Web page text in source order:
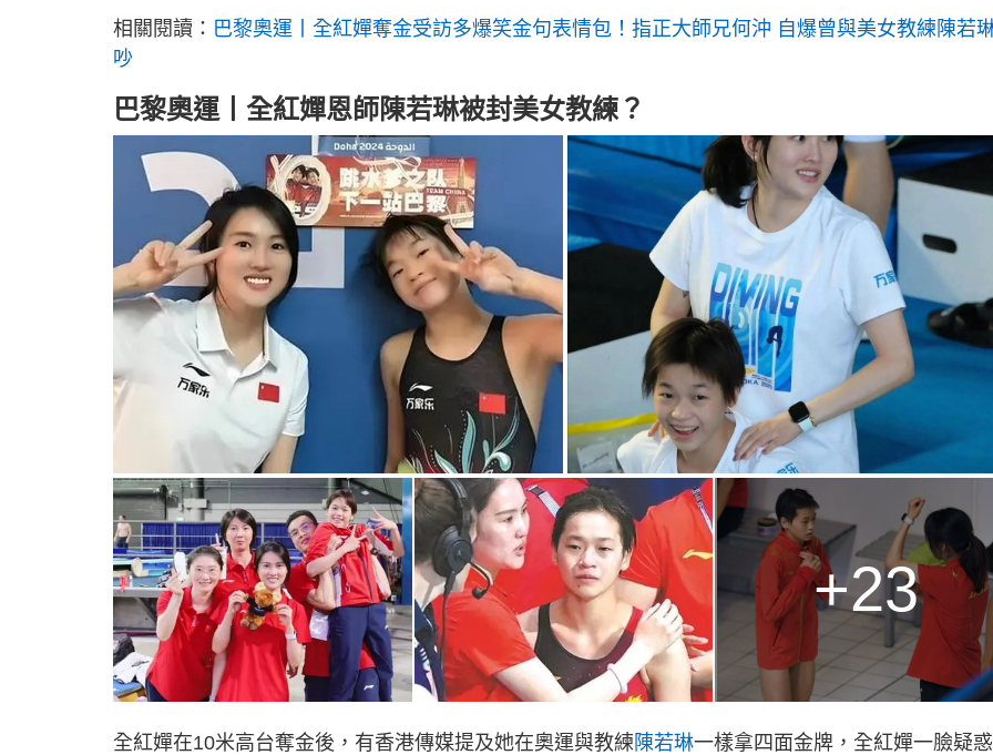
相關閱讀： 巴黎奧運丨全紅嬋奪金受訪多爆笑金句表情包！指正大師兄何沖 自爆曾與美女教練陳若
吵
巴黎奧運丨全紅嬋恩師陳若琳被封美女教練？
+23
全紅嬋在10米高台奪金後，有香港傳媒提及她在奧運與教練 陳若琳一樣拿四面金牌，全紅嬋一臉疑惑